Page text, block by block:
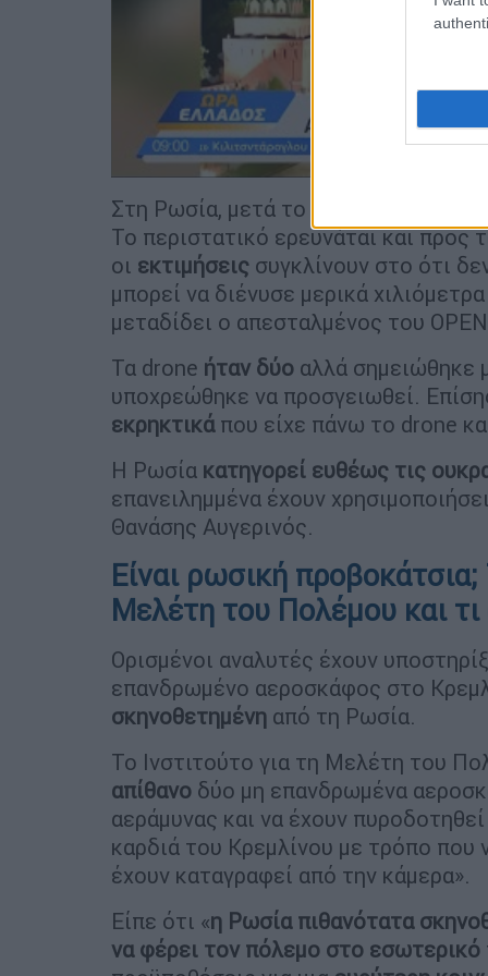
Στη Ρωσία, μετά το συμβάν με τα
Το περιστατικό ερευνάται και
οι εκτιμήσεις συγκλίνουν στο ότι
μπορεί να διένυσε μερικά
μεταδίδει ο απεσταλμένος του
Τα drone ήταν δύο αλλά σημειώθηκε
υποχρεώθηκε να προσγειωθεί.
εκρηκτικάπου είχε πάνω το drone
Η Ρωσία κατηγορεί ευθέως τις
επανειλημμένα έχουν
Θανάσης Αυγερινός.
Είναι ρωσική προβοκάτσια;
Μελέτη του Πολέμου και
Ορισμένοι αναλυτές έχουν
επανδρωμένο αεροσκάφος στο
σκηνοθετημένη από τη Ρωσία.
Το Ινστιτούτο για τη Μελέτη του
απίθανο δύο μη επανδρωμένα
αεράμυνας και να έχουν
καρδιά του Κρεμλίνου με τρόπο που
έχουν καταγραφεί από την κάμερα».
Είπε ότι «η Ρωσία πιθανότατα
να φέρει τον πόλεμο στο εσωτερικό